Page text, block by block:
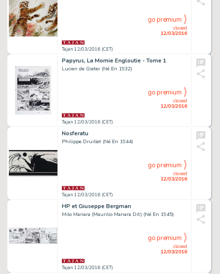
Tajan 12/03/2016 (CET)
closed
12/03/2016
go premium
Papyrus, La Momie Engloutie - Tome 1
Lucien de Gieter (Né En 1932)
Tajan 12/03/2016 (CET)
closed
12/03/2016
go premium
Nosferatu
Philippe Druillet (Né En 1944)
Tajan 12/03/2016 (CET)
closed
12/03/2016
go premium
HP et Giuseppe Bergman
Milo Manara (Maurilio Manara Dit) (Né En 1945)
Tajan 12/03/2016 (CET)
closed
12/03/2016
go premium